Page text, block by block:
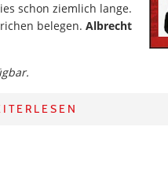
schon ziemlich lange.
belegen. Albrecht